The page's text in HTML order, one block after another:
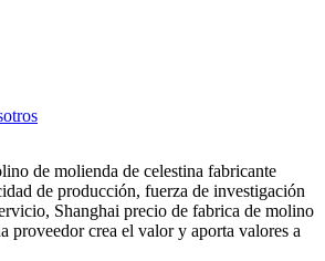
de molienda de celestina fabricante
de producción, fuerza de investigación
Shanghai precio de fabrica de molino
proveedor crea el valor y aporta valores a